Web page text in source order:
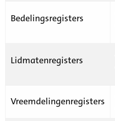
Bedelingsregisters
Lidmatenregisters
Vreemdelingenregisters